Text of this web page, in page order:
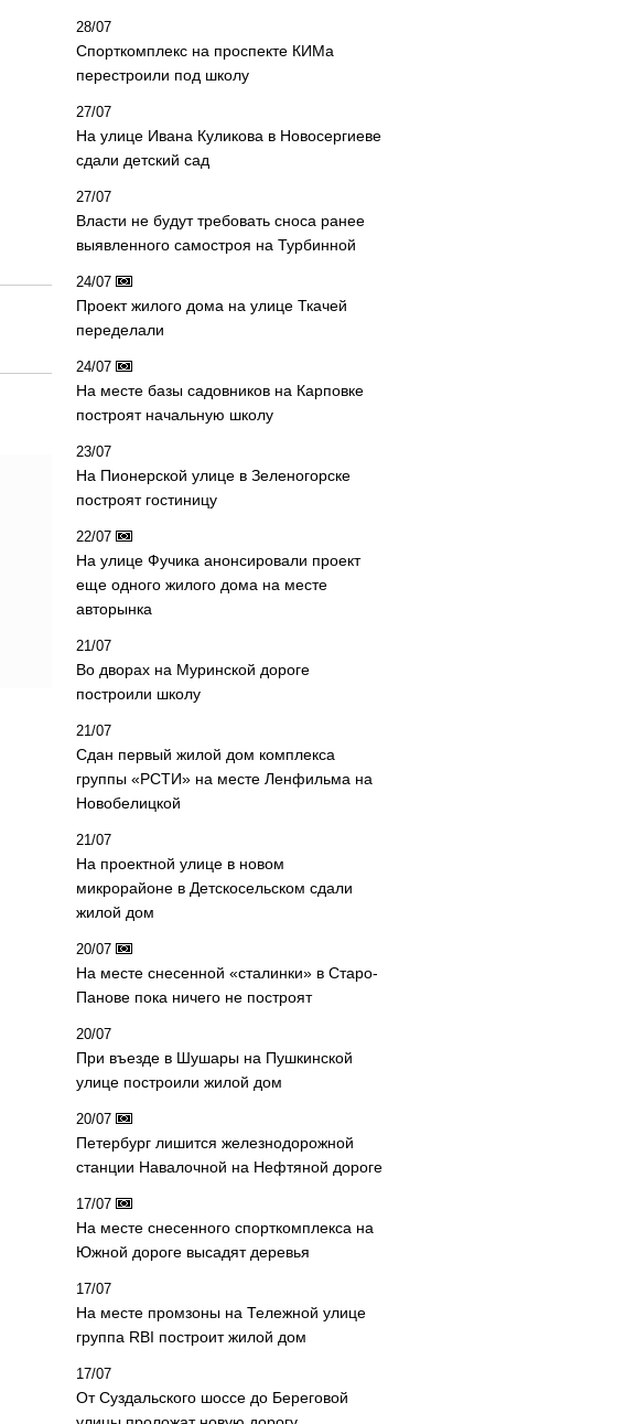
28/07
Спорткомплекс на проспекте КИМа
перестроили под школу
27/07
На улице Ивана Куликова в Новосергиеве
сдали детский сад
27/07
Власти не будут требовать сноса ранее
выявленного самостроя на Турбинной
24/07
Проект жилого дома на улице Ткачей
переделали
24/07
На месте базы садовников на Карповке
построят начальную школу
23/07
На Пионерской улице в Зеленогорске
построят гостиницу
22/07
На улице Фучика анонсировали проект
еще одного жилого дома на месте
авторынка
21/07
Во дворах на Муринской дороге
построили школу
21/07
Сдан первый жилой дом комплекса
группы «РСТИ» на месте Ленфильма на
Новобелицкой
21/07
На проектной улице в новом
микрорайоне в Детскосельском сдали
жилой дом
20/07
На месте снесенной «сталинки» в Старо-
Панове пока ничего не построят
20/07
При въезде в Шушары на Пушкинской
улице построили жилой дом
20/07
Петербург лишится железнодорожной
станции Навалочной на Нефтяной дороге
17/07
На месте снесенного спорткомплекса на
Южной дороге высадят деревья
17/07
На месте промзоны на Тележной улице
группа RBI построит жилой дом
17/07
От Суздальского шоссе до Береговой